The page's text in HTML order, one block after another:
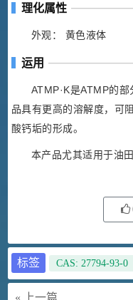
理化属性
外观： 黄色液体
运用
ATMP·K是ATMP的
品具有更高的溶解度，可
酸钙垢的形成。
本产品尤其适用于油
标签 CAS: 27794-93-0